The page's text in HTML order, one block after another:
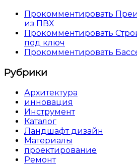
Прокомментировать
из ПВХ
Прокомментировать
под ключ
Прокомментировать
Рубрики
Архитектура
инновация
Инструмент
Каталог
Ландшафт дизайн
Материалы
проектирование
Ремонт